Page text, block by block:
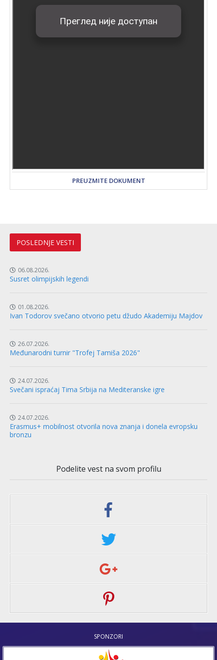
PREUZMITE DOKUMENT
POSLEDNJE VESTI
06.08.2026.
Susret olimpijskih legendi
01.08.2026.
Ivan Todorov svečano otvorio petu džudo Akademiju Majdov
26.07.2026.
Međunarodni turnir "Trofej Tamiša 2026"
24.07.2026.
Svečani ispraćaj Tima Srbija na Mediteranske igre
24.07.2026.
Erasmus+ mobilnost otvorila nova znanja i donela evropsku
bronzu
Podelite vest na svom profilu
SPONZORI